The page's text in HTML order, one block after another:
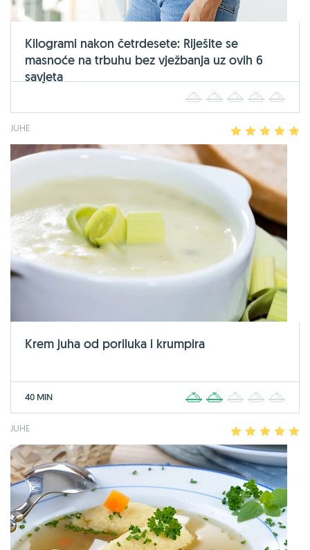
Kilogrami nakon četrdesete: Riješite se
masnoće na trbuhu bez vježbanja uz ovih 6
savjeta
2 3 4
JUHE 2 3 4
Krem juha od poriluka i krumpira
40 MIN 2 3 4
JUHE 2 3 4